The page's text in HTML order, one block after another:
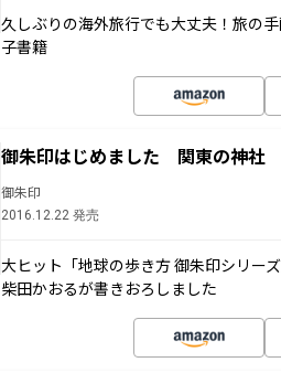
久しぶりの海外旅行でも大丈夫！旅の
子書籍
御朱印はじめました 関東の神社
御朱印
2016.12.22 発売
大ヒット「地球の歩き方 御朱印シリー
柴田かおるが書きおろしました